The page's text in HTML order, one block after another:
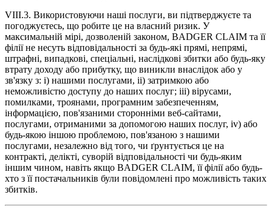
VIII.3. Використовуючи наші послуги, ви підтверджуєте та
погоджуєтесь, що робите це на власний ризик. У
максимальній мірі, дозволеній законом, BADGER CLAIM та її
філії не несуть відповідальності за будь-які прямі, непрямі,
штрафні, випадкові, спеціальні, наслідкові збитки або будь-яку
втрату доходу або прибутку, що виникли внаслідок або у
зв'язку з: i) нашими послугами, ii) затримкою або
неможливістю доступу до наших послуг; iii) вірусами,
помилками, троянами, програмним забезпеченням,
інформацією, пов'язаними сторонніми веб-сайтами,
послугами, отриманими за допомогою наших послуг, iv) або
будь-якою іншою проблемою, пов'язаною з нашими
послугами, незалежно від того, чи ґрунтується це на
контракті, делікті, суворій відповідальності чи будь-яким
іншим чином, навіть якщо BADGER CLAIM, її філії або будь-
хто з її постачальників були повідомлені про можливість таких
збитків.